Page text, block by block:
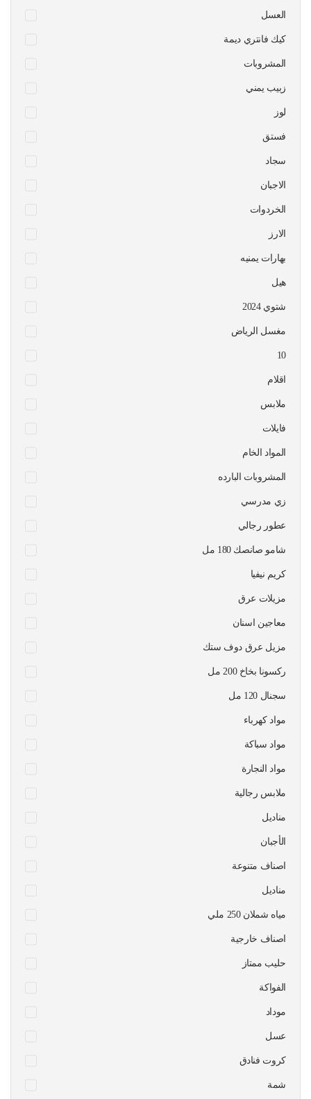
العسل
كيك فانتري ديمة
المشروبات
زبيب يمني
لوز
فستق
سجاد
الاجبان
الخردوات
الارز
بهارات يمنيه
هيل
شتوي 2024
مغسل الرياض
10
اقلام
ملابس
فايلات
المواد الخام
المشروبات البارده
زي مدرسي
عطور رجالي
شامو صانصك 180 مل
كريم نيفيا
مزيلات عرق
معاجين اسنان
مزيل عرق دوف ستك
ركسونا بخاخ 200 مل
سجنال 120 مل
مواد كهرباء
مواد سباكة
مواد النجارة
ملابس رجالية
مناديل
الأجبان
اصناف متنوعة
مناديل
مياه شملان 250 ملي
اصناف خارجية
حليب ممتاز
الفواكة
موداد
عسل
كروت فنادق
شمة